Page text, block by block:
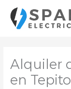
contenido
Alquiler
en Tepito